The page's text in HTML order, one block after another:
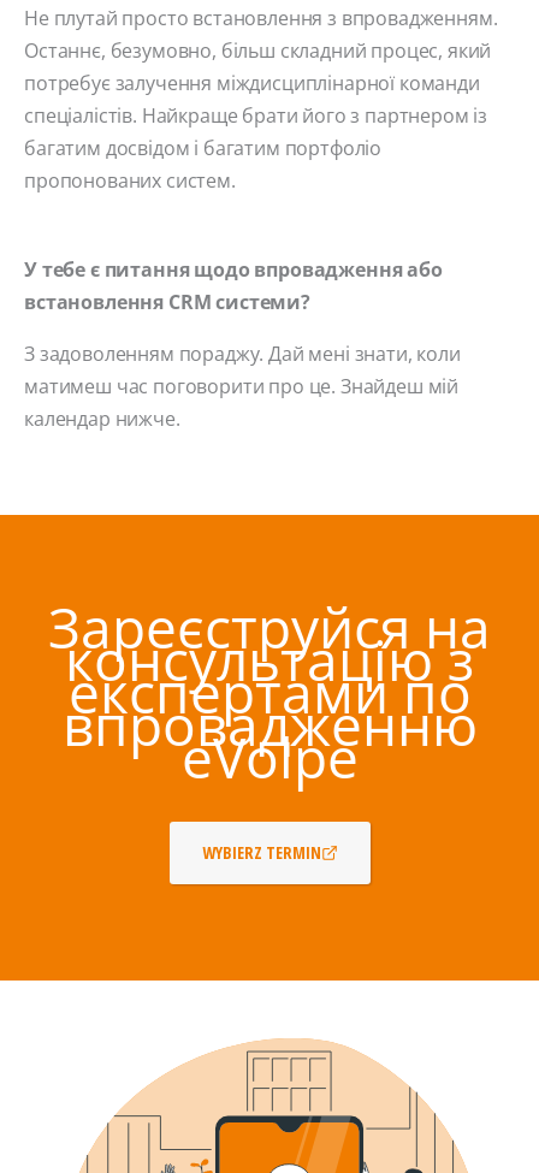
Не плутай просто встановлення з впровадженням.
Останнє, безумовно, більш складний процес, який
потребує залучення міждисциплінарної команди
спеціалістів. Найкраще брати його з партнером із
багатим досвідом і багатим портфоліо
пропонованих систем.
У тебе є питання щодо впровадження або
встановлення CRM системи?
З задоволенням пораджу. Дай мені знати, коли
матимеш час поговорити про це. Знайдеш мій
календар нижче.
Зареєструйся на
консультацію з
експертами по
впровадженню
eVolpe
WYBIERZ TERMIN